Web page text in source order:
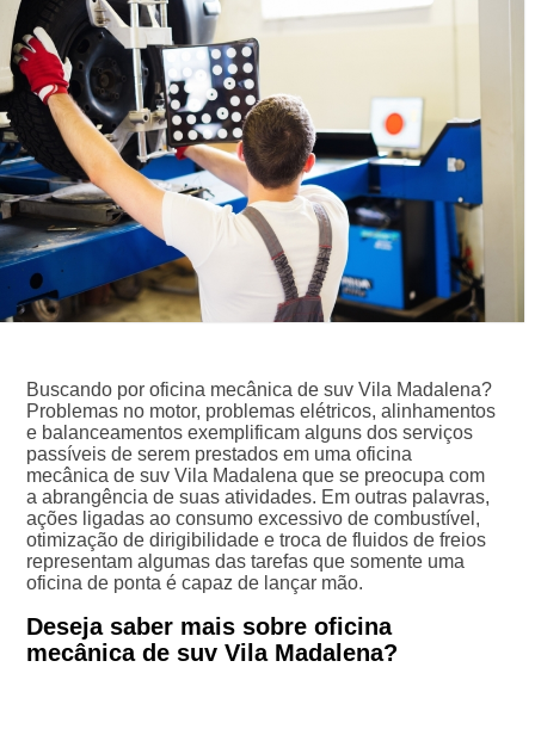
Buscando por oficina mecânica de suv Vila Madalena?
Problemas no motor, problemas elétricos, alinhamentos
e balanceamentos exemplificam alguns dos serviços
passíveis de serem prestados em uma oficina
mecânica de suv Vila Madalena que se preocupa com
a abrangência de suas atividades. Em outras palavras,
ações ligadas ao consumo excessivo de combustível,
otimização de dirigibilidade e troca de fluidos de freios
representam algumas das tarefas que somente uma
oficina de ponta é capaz de lançar mão.
Deseja saber mais sobre oficina
mecânica de suv Vila Madalena?